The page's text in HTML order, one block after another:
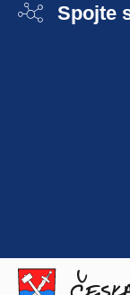
Spojte